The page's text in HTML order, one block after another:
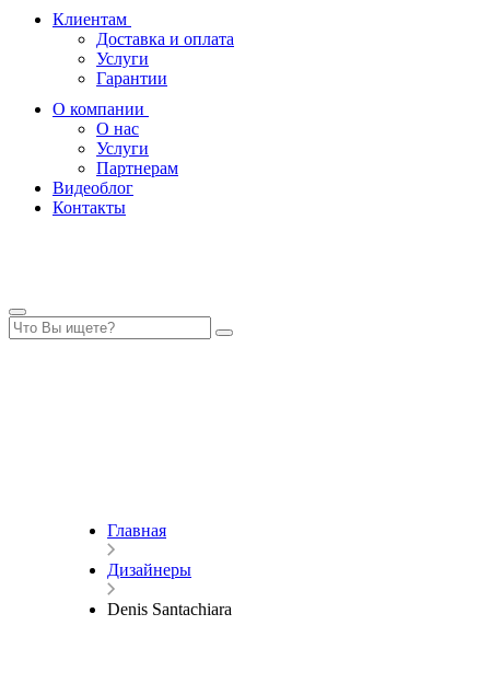
Клиентам
Доставка и оплата
Услуги
Гарантии
О компании
О нас
Услуги
Партнерам
Видеоблог
Контакты
Главная
Дизайнеры
Denis Santachiara